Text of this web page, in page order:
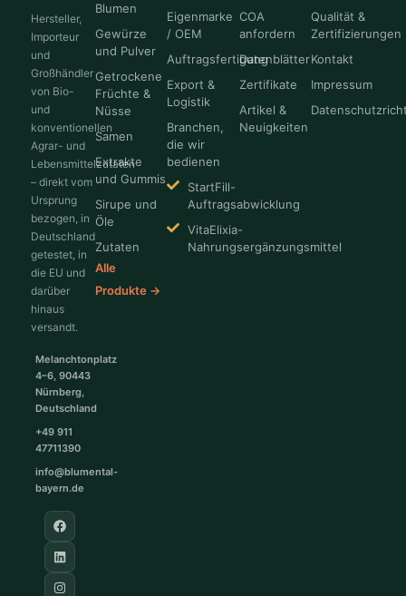
Hersteller,
Importeur
und
Großhändler
von Bio-
und
konventionellen
Agrar- und
Lebensmittelzutaten
– direkt vom
Ursprung
bezogen, in
Deutschland
getestet, in
die EU und
darüber
hinaus
versandt.
Melanchtonplatz
4–6, 90443
Nürnberg,
Deutschland
+49 911
47711390
info@blumental-
bayern.de
Blumen
Gewürze
und Pulver
Getrockene
Früchte &
Nüsse
Samen
Extrakte
und Gummis
Sirupe und
Öle
Zutaten
Alle
Produkte →
Eigenmarke
/ OEM
Auftragsfertigung
Export &
Logistik
Branchen,
die wir
bedienen
StartFill-
Auftragsabwicklung
VitaElixia-
Nahrungsergänzungsmittel
COA
anfordern
Datenblätter
Zertifikate
Artikel &
Neuigkeiten
Qualität &
Zertifizierungen
Kontakt
Impressum